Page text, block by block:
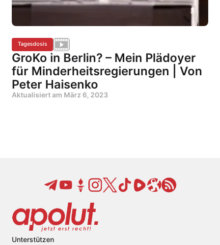
Tagesdosis
GroKo in Berlin? – Mein Plädoyer
für Minderheitsregierungen | Von
Peter Haisenko
Aktualisiert am März 6, 2023
Unterstützen